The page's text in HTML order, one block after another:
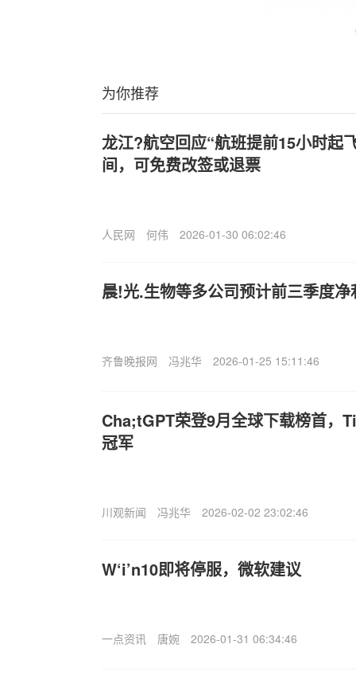
为你推荐
龙江?航空回应“航班提前15小时起
间，可免费改签或退票
人民网 何伟 2026-01-30 06:02:46
晨!光.生物等多公司预计前三季度净
齐鲁晚报网 冯兆华 2026-01-25 15:11:46
Cha;tGPT荣登9月全球下载榜首，
冠军
川观新闻 冯兆华 2026-02-02 23:02:46
W‘i’n10即将停服，微软建议
一点资讯 唐婉 2026-01-31 06:34:46